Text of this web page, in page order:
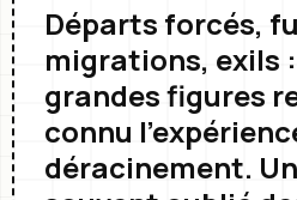
Départs forcés,
migrations, exils
grandes figures
connu
déracinement.